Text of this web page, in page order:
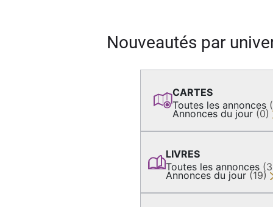
Nouveautés par
CARTES
Toutes les annonces
Annonces du jour (0)
LIVRES
Toutes les annonces
Annonces du jour (19)